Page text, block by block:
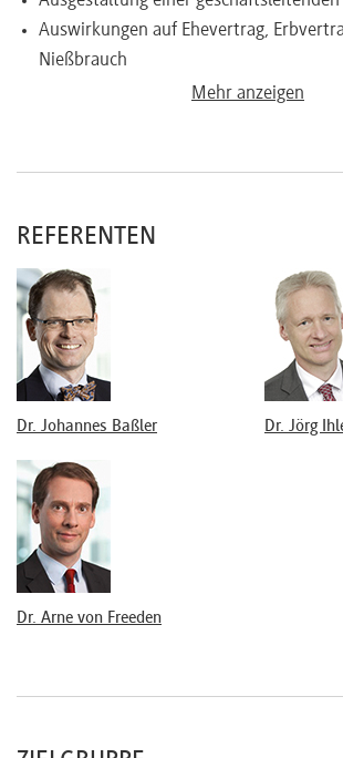
Auswirkungen auf Ehevertrag,
Nießbrauch
Zuzugsbesteuerung im Zielstaat
Familienunternehmen
Gesellschaftsrechtliche Aspekte
Geburt, Heirat, Scheidung und Tod im
Grenzüberschreitende
Gesellschafterdarlehen,
vererbungen
Unternehmensumwandlung,
Mehr anzeigen
REFERENTEN
Dr. Johannes Baßler Dr. Jörg
Dr. Arne von Freeden